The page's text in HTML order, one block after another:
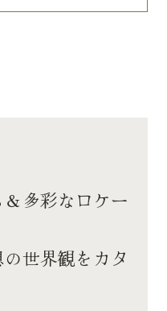
多彩なロケー
世界観をカタ